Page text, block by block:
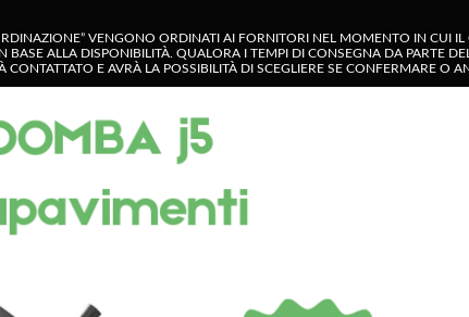
VENGONO ORDINATI AI FORNITORI NEL MOMENTO IN CUI IL
BASE ALLA DISPONIBILITÀ. QUALORA I TEMPI DI CONSEGNA DA PARTE
CONTATTATO E AVRÀ LA POSSIBILITÀ DI SCEGLIERE SE CONFERMARE O